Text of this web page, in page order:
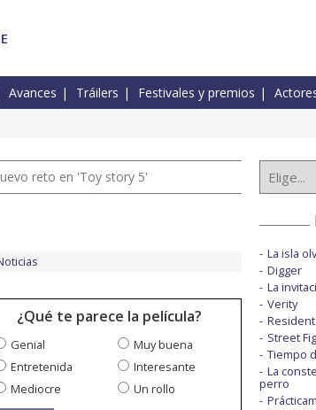
Avances Tráilers Festivales y premios
reto en 'Toy story 5'
¿Qué te parece la película?
Genial
Muy buena
Entretenida
Interesante
Mediocre
Un rollo
La isla
Digger
La
Verity
Resident
Street
Tiempo
La
perro